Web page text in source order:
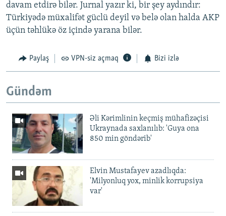
davam etdirə bilər. Jurnal yazır ki, bir şey aydındır:
Türkiyədə müxalifət güclü deyil və belə olan halda AKP
üçün təhlükə öz içində yarana bilər.
Paylaş VPN-siz açmaq Bizi izlə
Gündəm
Əli Kərimlinin keçmiş mühafizəçisi
Ukraynada saxlanılıb: 'Guya ona
850 min göndərib'
Elvin Mustafayev azadlıqda:
'Milyonluq yox, minlik korrupsiya
var'